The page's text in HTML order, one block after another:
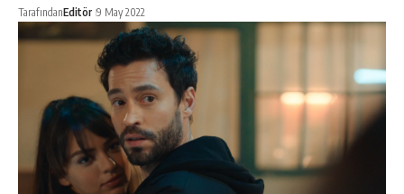
TarafındanEditör 9 May 2022